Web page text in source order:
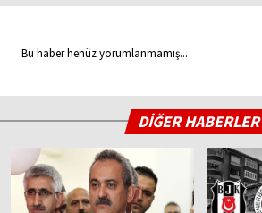
Bu haber henüz yorumlanmamış...
DİĞER HABERLER